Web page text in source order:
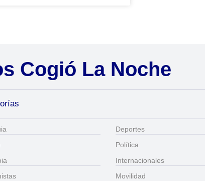
Cogió La Noche
Deportes
Política
Internacionales
Movilidad